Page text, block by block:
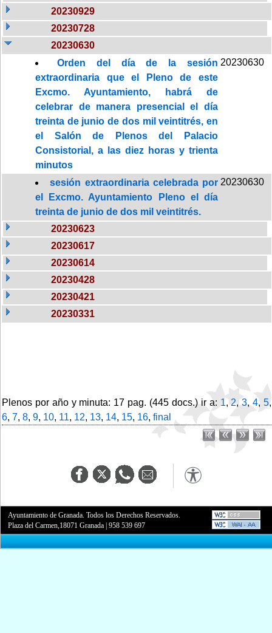
20230929
20230728
20230630
Orden del día de la sesión
extraordinaria que el Pleno de este
Excmo. Ayuntamiento, habrá de
celebrar de manera presencial el día
treinta de junio de dos mil veintitrés, en
el Salón de Plenos del Palacio
Consistorial, a las diez horas y trienta
minutos
20230630
sesión extraordinaria celebrada por
el Excmo. Ayuntamiento Pleno el día
treinta de junio de dos mil veintitrés.
20230630
20230623
20230617
20230614
20230428
20230421
20230331
Plenos por año y minuta: 17 pag. (445 docs.) ir a: 1,2,3,4,5,
6, 7, 8, 9, 10, 11, 12, 13, 14, 15, 16, final
Ayuntamiento de Granada. Todos los Derechos Reservados.
Plaza del Carmen,18071 Granada |958 539 697